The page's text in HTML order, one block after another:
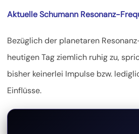
Aktuelle Schumann Resonanz-
Bezüglich der planetaren
heutigen Tag ziemlich ruhig zu,
bisher keinerlei Impulse bzw.
Einflüsse.